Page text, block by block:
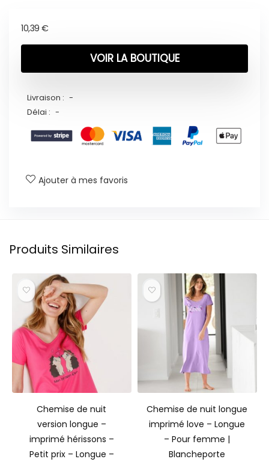
10,39 €
VOIR LA BOUTIQUE
Livraison : -
Délai : -
Ajouter à mes favoris
Produits Similaires
Chemise de nuit
version longue –
imprimé hérissons –
Petit prix – Longue –
Chemise de nuit longue
imprimé love – Longue
– Pour femme |
Blancheporte